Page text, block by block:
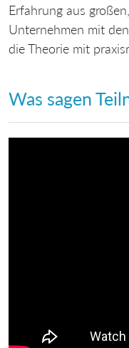
Erfahrung aus
Unternehmen mit
die Theorie mit
Was sagen